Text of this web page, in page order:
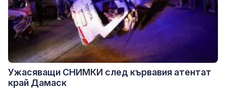
Ужасяващи СНИМКИ след кървавия атентат
край Дамаск